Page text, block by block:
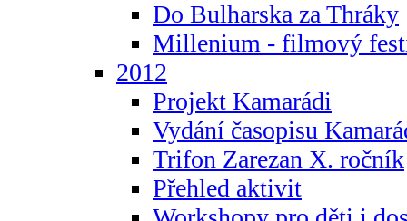
Do Bulharska za Thráky
Millenium - filmový
2012
Projekt Kamarádi
Vydání časopisu
Trifon Zarezan X. ročník
Přehled aktivit